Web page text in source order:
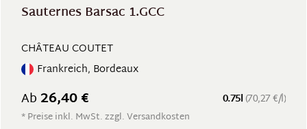
Sauternes Barsac 1.GCC
CHÂTEAU COUTET
Frankreich, Bordeaux
0.75l (70,27 €/l)
Ab 26,40 €
* Preise inkl. MwSt. zzgl. Versandkosten